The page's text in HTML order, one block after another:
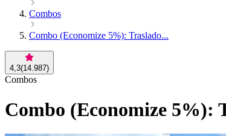
Combos
Combo (Economize 5%): Traslado...
4,3(14.987)
Combos
Combo (Economize 5%):